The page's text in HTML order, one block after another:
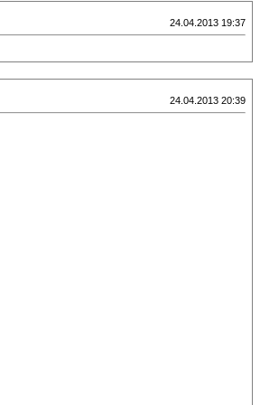
24.04.2013 19:37
24.04.2013 20:39